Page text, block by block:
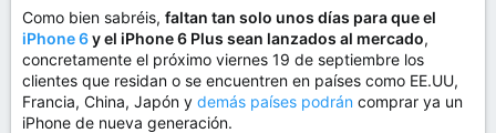
Como bien sabréis, faltan tan solo unos días para que el
iPhone 6y el iPhone 6 Plus sean lanzados al mercado,
concretamente el próximo viernes 19 de septiembre los
clientes que residan o se encuentren en países como EE.UU,
Francia, China, Japón y demás países podrán comprar ya un
iPhone de nueva generación.